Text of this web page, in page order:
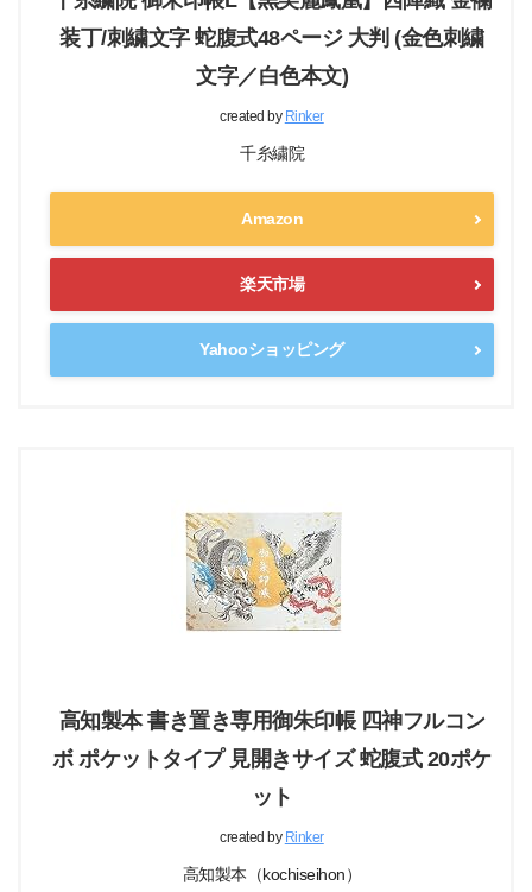
装丁/刺繍文字 蛇腹式48ページ 大判 (金色刺繍
文字／白色本文)
created by Rinker
千糸繍院
Amazon
楽天市場
Yahooショッピング
高知製本 書き置き専用御朱印帳 四神フルコン
ボ ポケットタイプ 見開きサイズ 蛇腹式 20ポケ
ット
created by Rinker
高知製本（kochiseihon）